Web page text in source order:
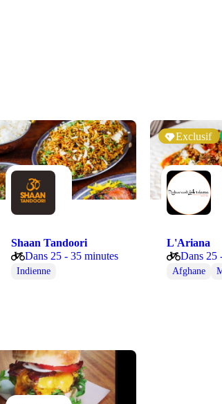
Shaan Tandoori
Dans 25 - 35 minutes
Indienne
Exclusif
L'Ariana
Dans 25
Afghane